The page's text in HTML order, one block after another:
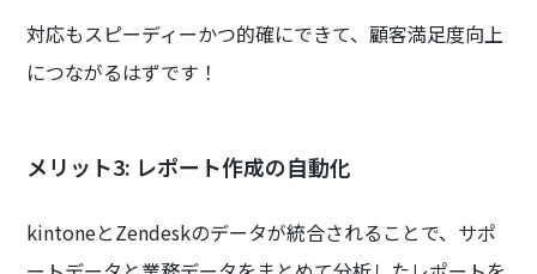
対応もスピーディーかつ的確にできて、顧客満足度向上
につながるはずです！
メリット3: レポート作成の自動化
‍kintoneとZendeskのデータが統合されることで、サポ